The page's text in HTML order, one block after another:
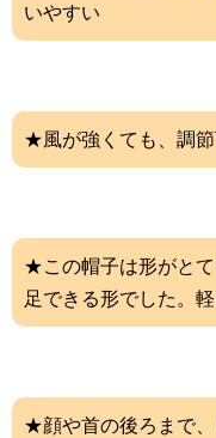
いやすい
★風が強くても、調
★この帽子は形がと
足できる形でした。軽
★顔や首の後ろまで、